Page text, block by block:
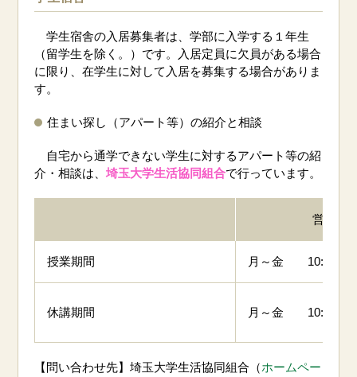
学生宿舎の入居募集者は、学部に入学する１年生
（留学生を除く。）です。入居定員に欠員がある場合
に限り、在学生に対して入居を募集する場合がありま
す。
住まい探し（アパート等）の紹介と相談
自宅から通学できない学生に対するアパート等の紹
介・相談は、埼玉大学生活協同組合で行っています。
営業時
授業期間 月～金 10:00～
休講期間 月～金 10:30～
【問い合わせ先】埼玉大学生活協同組合（ホームペー